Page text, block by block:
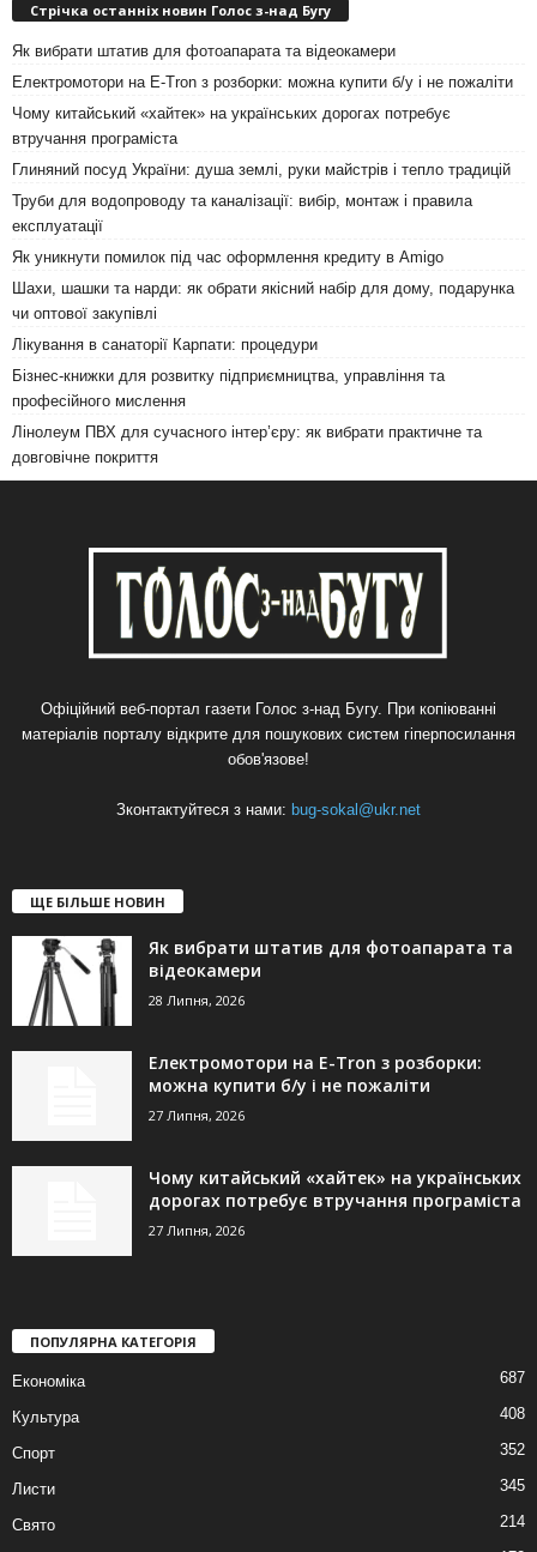
Стрічка останніх новин Голос з-над Бугу
Як вибрати штатив для фотоапарата та відеокамери
Електромотори на E-Tron з розборки: можна купити б/у і не пожаліти
Чому китайський «хайтек» на українських дорогах потребує
втручання програміста
Глиняний посуд України: душа землі, руки майстрів і тепло традицій
Труби для водопроводу та каналізації: вибір, монтаж і правила
експлуатації
Як уникнути помилок під час оформлення кредиту в Amigo
Шахи, шашки та нарди: як обрати якісний набір для дому, подарунка
чи оптової закупівлі
Лікування в санаторії Карпати: процедури
Бізнес-книжки для розвитку підприємництва, управління та
професійного мислення
Лінолеум ПВХ для сучасного інтер’єру: як вибрати практичне та
довговічне покриття
Офіційний веб-портал газети Голос з-над Бугу. При копіюванні
матеріалів порталу відкрите для пошукових систем гіперпосилання
обов'язове!
Зконтактуйтеся з нами: bug-sokal@ukr.net
ЩЕ БІЛЬШЕ НОВИН
Як вибрати штатив для фотоапарата та
відеокамери
28 Липня, 2026
Електромотори на E-Tron з розборки:
можна купити б/у і не пожаліти
27 Липня, 2026
Чому китайський «хайтек» на українських
дорогах потребує втручання програміста
27 Липня, 2026
ПОПУЛЯРНА КАТЕГОРІЯ
Економіка 687
Культура 408
Спорт 352
Листи 345
Свято
214